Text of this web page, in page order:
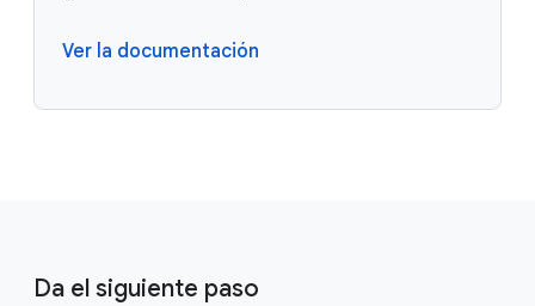
Ver la documentación
Da el siguiente paso